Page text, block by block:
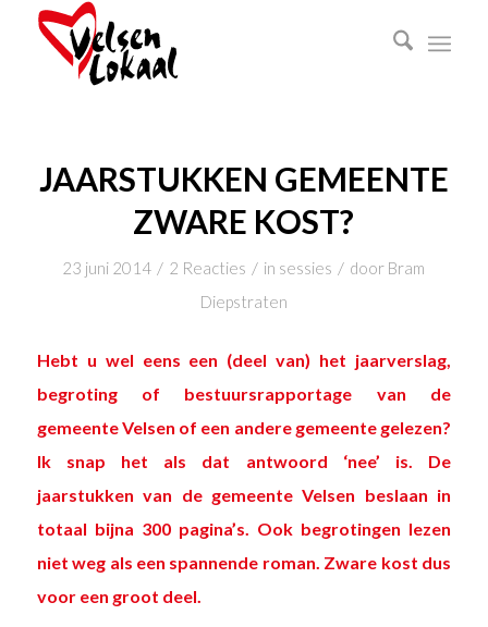
JAARSTUKKEN GEMEENTE
ZWARE KOST?
23 juni 2014 / 2 Reacties / in sessies / door Bram
Diepstraten
Hebt u wel eens een (deel van) het jaarverslag,
begroting of bestuursrapportage van de
gemeente Velsen of een andere gemeente gelezen?
Ik snap het als dat antwoord ‘nee’ is. De
jaarstukken van de gemeente Velsen beslaan in
totaal bijna 300 pagina’s. Ook begrotingen lezen
niet weg als een spannende roman. Zware kost dus
voor een groot deel.